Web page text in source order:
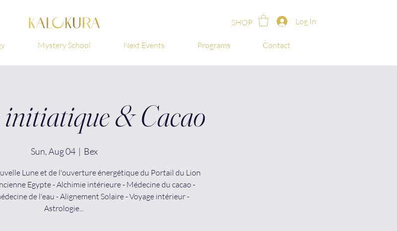
SHOP Log In
Mystery School Next Events Programs Contact
& Cacao
Sun, Aug 04
  |
Bex
Lune et de l'ouverture énergétique du Portail du Lion
Egypte - Alchimie intérieure - Médecine du cacao -
de l'eau - Alignement Solaire - Voyage intérieur -
Astrologie...